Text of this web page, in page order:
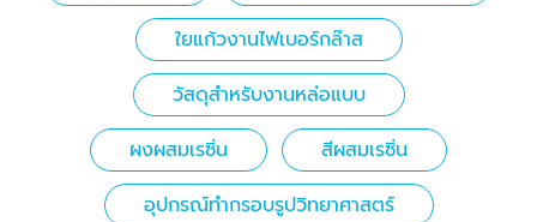
ใยแก้วงานไฟเบอร์กล๊าส
วัสดุสำหรับงานหล่อแบบ
ผงผสมเรซิ่น
สีผสมเรซิ่น
อุปกรณ์ทำกรอบรูปวิทยาศาสตร์